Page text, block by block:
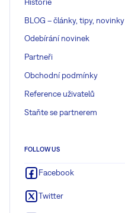
BLOG – články, tipy, novinky
Odebírání novinek
Partneři
Obchodní podmínky
Reference uživatelů
Staňte se partnerem
FOLLOW US
Facebook
Twitter